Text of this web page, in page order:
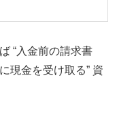
“入金前の請求書
現金を受け取る” 資